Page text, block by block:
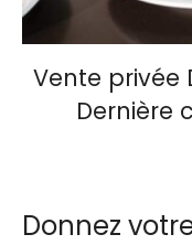
Vente privée
Dernière
Donnez